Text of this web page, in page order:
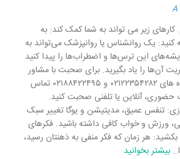
زیر می تواند به شما کمک کند: به
کنید: یک روانشناس یا روانپزشک می‌تواند به
این ترس‌ها و اضطراب‌ها را پیدا کنید
آن‌ها را یاد بگیرید. برای صحبت با مشاور
می توانید با شماره های ۰۲۱۲۲۳۵۴۲۸۲ و ۰۲۱۸۸۴۲۲۴۹۵ تماس
حضوری، آنلاین یا تلفنی صحبت کنید.
تنفس عمیق، مدیتیشن و یوگا تغییر سبک
ورزش و خواب کافی داشته باشید. فکرهای
هر زمان که فکر منفی به ذهنتان رسید،
… بیشتر بخوانید